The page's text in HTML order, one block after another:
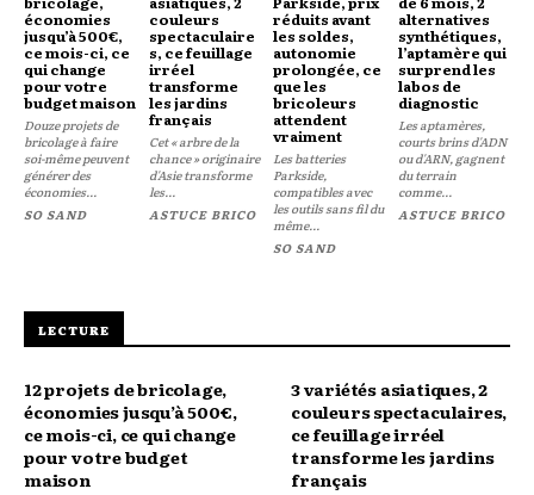
économies
jusqu’à 500€,
ce mois-ci, ce
qui change
pour votre
budget maison
Douze projets de
bricolage à faire
soi-même peuvent
générer des
économies...
SO SAND
couleurs
spectaculaire
s, ce feuillage
irréel
transforme
les jardins
français
Cet « arbre de la
chance » originaire
d'Asie transforme
les...
ASTUCE BRICO
réduits avant
les soldes,
autonomie
prolongée, ce
que les
bricoleurs
attendent
vraiment
Les batteries
Parkside,
compatibles avec
les outils sans fil du
même...
SO SAND
alternatives
synthétiques,
l’aptamère qui
surprend les
labos de
diagnostic
Les aptamères,
courts brins d'ADN
ou d'ARN, gagnent
du terrain
comme...
ASTUCE BRICO
LECTURE
12 projets de bricolage,
économies jusqu’à 500€,
ce mois-ci, ce qui change
pour votre budget
maison
3 variétés asiatiques, 2
couleurs spectaculaires,
ce feuillage irréel
transforme les jardins
français